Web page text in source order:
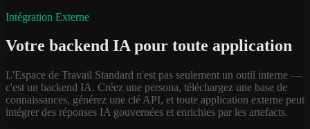
Intégration Externe
Votre backend IA pour toute application
L'Espace de Travail Standard n'est pas seulement un outil interne —
c'est un backend IA. Créez une persona, téléchargez une base de
connaissances, générez une clé API, et toute application externe peut
intégrer des réponses IA gouvernées et enrichies par les artefacts.